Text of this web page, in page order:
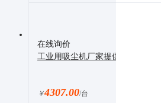
在线询价
工业用吸尘机厂家提供 工业吸尘
￥4307.00/台